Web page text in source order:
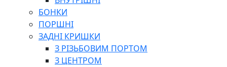
БОНКИ
ПОРШНІ
ЗАДНІ КРИШКИ
З РІЗЬБОВИМ ПОРТОМ
З ЦЕНТРОМ